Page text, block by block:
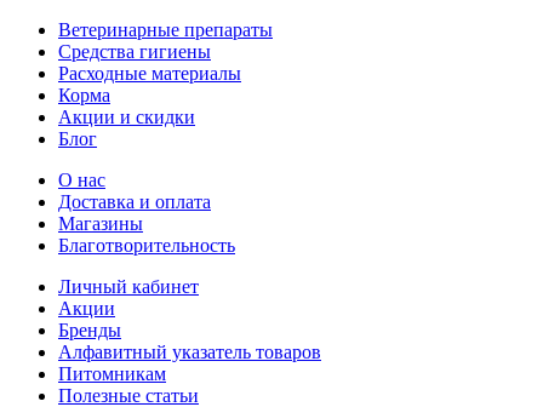
Ветeринарные препараты
Средства гигиены
Расходные материалы
Корма
Акции и скидки
Блог
О нас
Доставка и оплата
Магазины
Благотворительность
Личный кабинет
Акции
Бренды
Алфавитный указатель товаров
Питомникам
Полезные статьи